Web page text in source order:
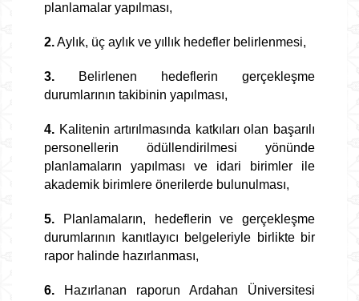
planlamalar yapılması,
2.Aylık, üç aylık ve yıllık hedefler belirlenmesi,
3.
Belirlenen hedeflerin gerçekleşme
durumlarının takibinin yapılması,
4. Kalitenin artırılmasında katkıları olan başarılı
personellerin ödüllendirilmesi yönünde
planlamaların yapılması ve idari birimler ile
akademik birimlere önerilerde bulunulması,
5.
Planlamaların, hedeflerin ve gerçekleşme
durumlarının kanıtlayıcı belgeleriyle birlikte bir
rapor halinde hazırlanması,
6.
Hazırlanan raporun Ardahan Üniversitesi